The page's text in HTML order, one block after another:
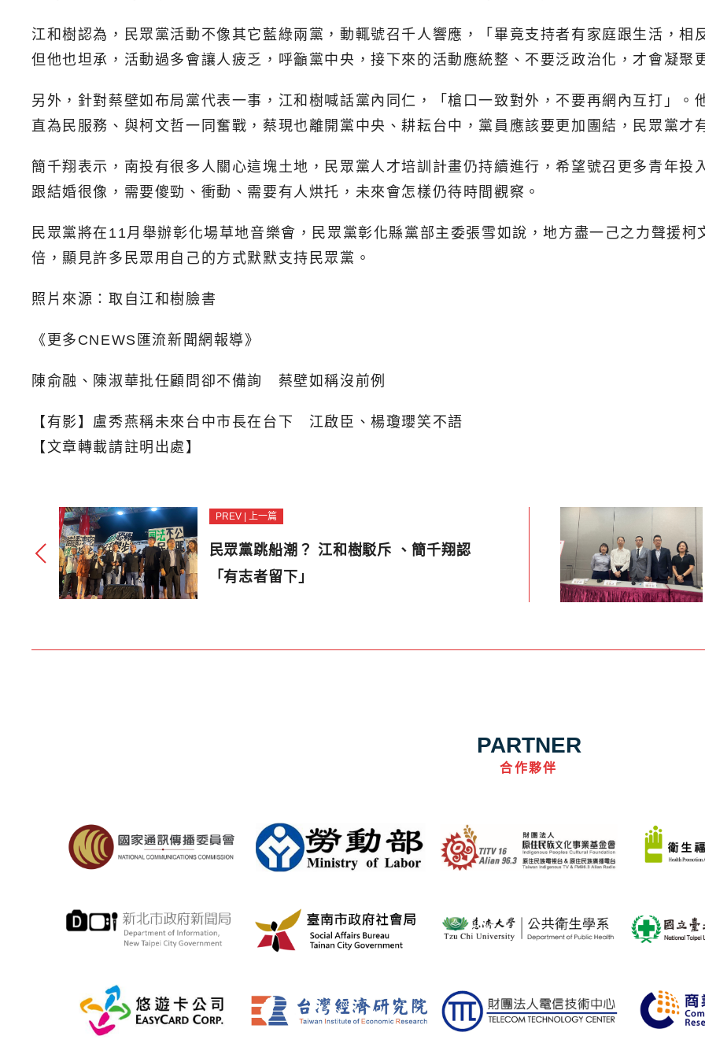
江和樹認為，民眾黨活動不像其它藍綠兩黨，動輒號召千人響應，「畢竟支持者有家庭跟生活，
但他也坦承，活動過多會讓人疲乏，呼籲黨中央，接下來的活動應統整、不要泛政治化，才會凝聚
另外，針對蔡壁如布局黨代表一事，江和樹喊話黨內同仁，「槍口一致對外，不要再網內互打」
直為民服務、與柯文哲一同奮戰，蔡現也離開黨中央、耕耘台中，黨員應該要更加團結，民眾黨才
簡千翔表示，南投有很多人關心這塊土地，民眾黨人才培訓計畫仍持續進行，希望號召更多青年
跟結婚很像，需要傻勁、衝動、需要有人烘托，未來會怎樣仍待時間觀察。
民眾黨將在11月舉辦彰化場草地音樂會，民眾黨彰化縣黨部主委張雪如說，地方盡一己之力聲援
倍，顯見許多民眾用自己的方式默默支持民眾黨。
照片來源：取自江和樹臉書
《更多CNEWS匯流新聞網報導》
陳俞融、陳淑華批任顧問卻不備詢 蔡壁如稱沒前例
【有影】盧秀燕稱未來台中市長在台下 江啟臣、楊瓊瓔笑不語
【文章轉載請註明出處】
PREV | 上一篇
民眾黨跳船潮？ 江和樹駁斥 、簡千翔認
「有志者留下」
PARTNER
合作夥伴